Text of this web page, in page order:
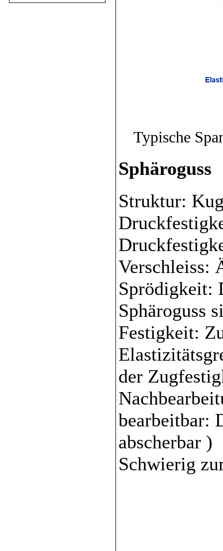
Typische
Sphäroguss
Struktur:
Verschleiss:
Sprödigkeit:
Sphäroguss
Festigkeit:
der
bearbeitbar:
abscherbar )
Schwierig